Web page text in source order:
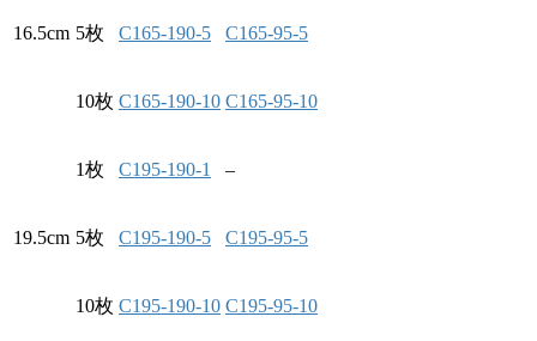
16.5cm 5枚 C165-190-5 C165-95-5
10枚 C165-190-10 C165-95-10
19.5cm
1枚 C195-190-1 –
5枚 C195-190-5 C195-95-5
10枚 C195-190-10 C195-95-10